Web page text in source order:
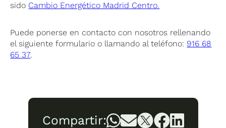
sido Cambio Energético Madrid Centro.
Puede ponerse en contacto con nosotros rellenando
el siguiente formulario o llamando al teléfono: 916 68
65 37.
Compartir: